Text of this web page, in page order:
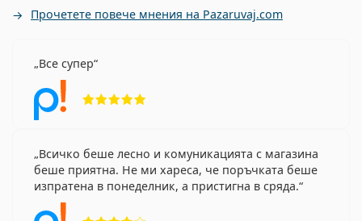
Прочетете повече мнения на Pazaruvaj.com
Все супер
Всичко беше лесно и комуникацията с магазина
беше приятна. Не ми хареса, че поръчката беше
изпратена в понеделник, а пристигна в сряда.